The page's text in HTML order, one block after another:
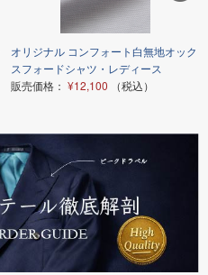
オリジナル コンフォート白無地オック
スフォードシャツ・レディース
販売価格： ¥12,100 （税込）